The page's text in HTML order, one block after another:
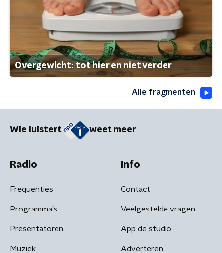
Overgewicht: tot hier en niet verder
Alle fragmenten
Wie luistert weet meer
Radio
Frequenties
Programma's
Presentatoren
Muziek
Info
Contact
Veelgestelde vragen
App de studio
Adverteren